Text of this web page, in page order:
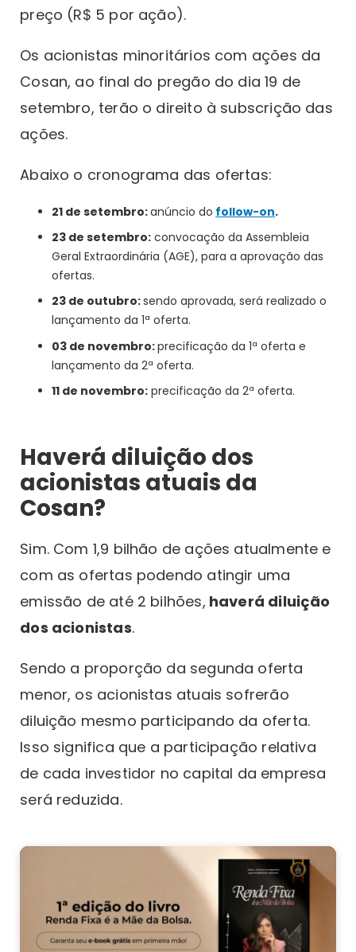
preço (R$ 5 por ação).
Os acionistas minoritários com ações da
Cosan, ao final do pregão do dia 19 de
setembro, terão o direito à subscrição das
ações.
Abaixo o cronograma das ofertas:
21 de setembro:anúncio do follow-on.
23 de setembro: convocação da Assembleia
Geral Extraordinária (AGE), para a aprovação das
ofertas.
23 de outubro:sendo aprovada, será realizado o
lançamento da 1ª oferta.
03 de novembro:precificação da 1ª oferta e
lançamento da 2ª oferta.
11 de novembro: precificação da 2ª oferta.
Haverá diluição dos
acionistas atuais da
Cosan?
Sim. Com 1,9 bilhão de ações atualmente e
com as ofertas podendo atingir uma
emissão de até 2 bilhões, haverá diluição
dos acionistas.
Sendo a proporção da segunda oferta
menor, os acionistas atuais sofrerão
diluição mesmo participando da oferta.
Isso significa que a participação relativa
de cada investidor no capital da empresa
será reduzida.